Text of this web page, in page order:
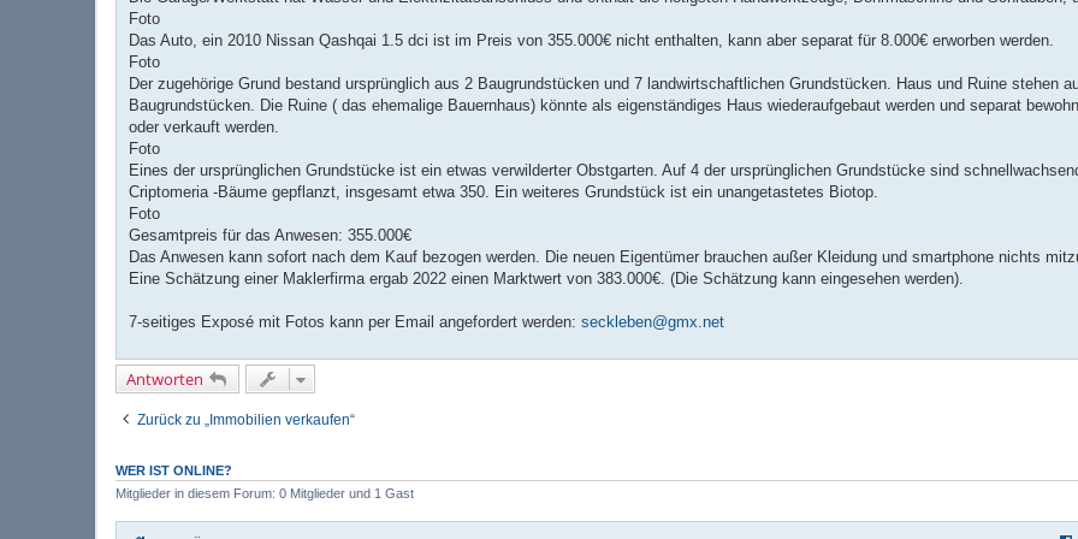
Foto
Das Auto, ein 2010 Nissan Qashqai 1.5 dci ist im Preis von 355.000€ nicht enthalten, kann aber separat für 8.000€ erworben werden.
Foto
Der zugehörige Grund bestand ursprünglich aus 2 Baugrundstücken und 7 landwirtschaftlichen Grundstücken. Haus und Ruine stehen
Baugrundstücken. Die Ruine ( das ehemalige Bauernhaus) könnte als eigenständiges Haus wiederaufgebaut werden und separat
oder verkauft werden.
Foto
Eines der ursprünglichen Grundstücke ist ein etwas verwilderter Obstgarten. Auf 4 der ursprünglichen Grundstücke sind
Criptomeria -Bäume gepflanzt, insgesamt etwa 350. Ein weiteres Grundstück ist ein unangetastetes Biotop.
Foto
Gesamtpreis für das Anwesen: 355.000€
Das Anwesen kann sofort nach dem Kauf bezogen werden. Die neuen Eigentümer brauchen außer Kleidung und smartphone nichts
Eine Schätzung einer Maklerfirma ergab 2022 einen Marktwert von 383.000€. (Die Schätzung kann eingesehen werden).
7-seitiges Exposé mit Fotos kann per Email angefordert werden: seckleben@gmx.net
Antworten
Zurück zu „Immobilien verkaufen“
WER IST ONLINE?
Mitglieder in diesem Forum: 0 Mitglieder und 1 Gast